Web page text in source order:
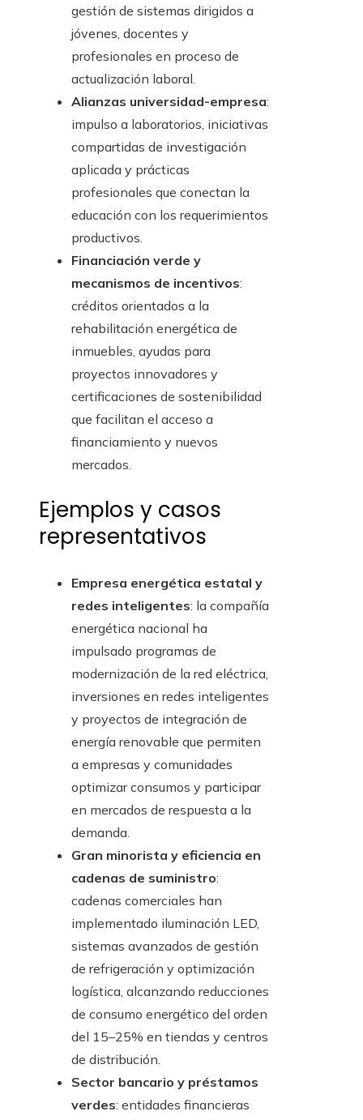
gestión de sistemas dirigidos a
jóvenes, docentes y
profesionales en proceso de
actualización laboral.
Alianzas universidad-empresa:
impulso a laboratorios, iniciativas
compartidas de investigación
aplicada y prácticas
profesionales que conectan la
educación con los requerimientos
productivos.
Financiación verde y
mecanismos de incentivos:
créditos orientados a la
rehabilitación energética de
inmuebles, ayudas para
proyectos innovadores y
certificaciones de sostenibilidad
que facilitan el acceso a
financiamiento y nuevos
mercados.
Ejemplos y casos
representativos
Empresa energética estatal y
redes inteligentes: la compañía
energética nacional ha
impulsado programas de
modernización de la red eléctrica,
inversiones en redes inteligentes
y proyectos de integración de
energía renovable que permiten
a empresas y comunidades
optimizar consumos y participar
en mercados de respuesta a la
demanda.
Gran minorista y eficiencia en
cadenas de suministro:
cadenas comerciales han
implementado iluminación LED,
sistemas avanzados de gestión
de refrigeración y optimización
logística, alcanzando reducciones
de consumo energético del orden
del 15–25% en tiendas y centros
de distribución.
Sector bancario y préstamos
verdes: entidades financieras